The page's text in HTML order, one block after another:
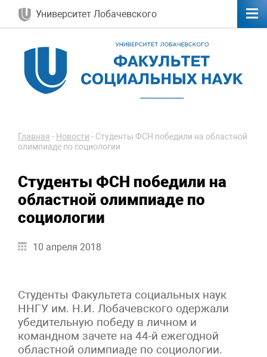
Университет Лобачевского
Главная - Новости - Студенты ФСН победили на областной
олимпиаде по социологии
Студенты ФСН победили на
областной олимпиаде по
социологии
10 апреля 2018
Студенты Факультета социальных наук
ННГУ им. Н.И. Лобачевского одержали
убедительную победу в личном и
командном зачете на 44-й ежегодной
областной олимпиаде по социологии.